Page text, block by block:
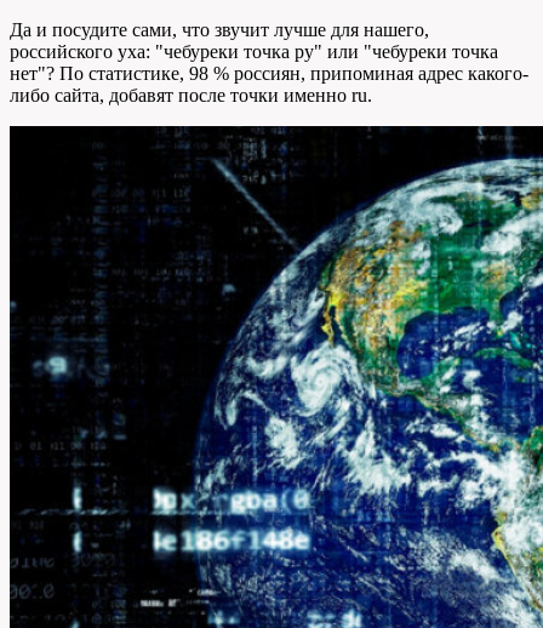
Да и посудите сами, что звучит лучше для нашего,
российского уха: "чебуреки точка ру" или "чебуреки точка
нет"? По статистике, 98 % россиян, припоминая адрес какого-
либо сайта, добавят после точки именно ru.